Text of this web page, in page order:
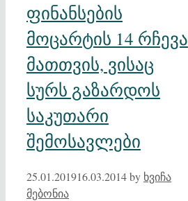
ფინანსების
მოცარტის 14 რჩევა
მათთვის, ვისაც
სურს გაზარდოს
საკუთარი
შემოსავლები
25.01.201916.03.2014by ხვიჩა
მებონია